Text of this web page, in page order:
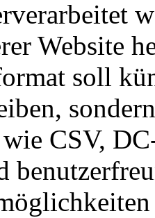
Website
soll
CSV,